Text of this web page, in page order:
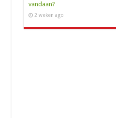
vandaan?
2 weken ago